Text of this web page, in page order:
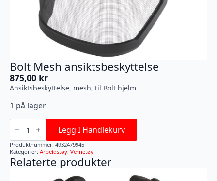
Bolt Mesh ansiktsbeskyttelse
875,00 kr
Ansiktsbeskyttelse, mesh, til Bolt hjelm.
1 på lager
Bolt
Mesh
ansiktsbeskyttelse
antall
Legg I Handlekurv
Produktnummer: 4932479945
Kategorier: Arbeidstøy, Vernetøy
Relaterte produkter